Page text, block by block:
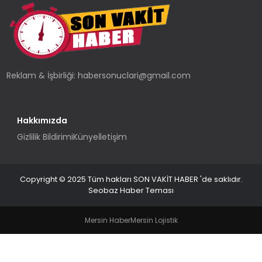
TEKNOLOJI
YAŞAM
Reklam & İşbirliği:habersonuclari@gmail.com
Hakkımızda
Gizlilik BildirimiKünyeİletişim
Copyright © 2025 Tüm hakları SON VAKİT HABER 'de saklıdır.
Seobaz Haber Teması
Mersin HaberMersin Lojistik